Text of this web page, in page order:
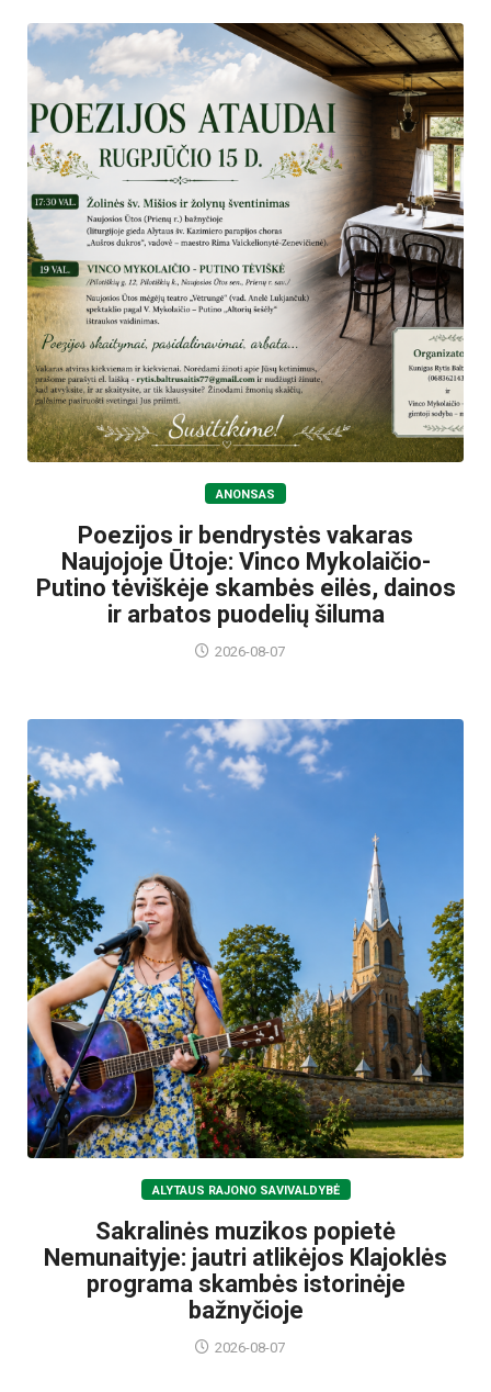
ANONSAS
Poezijos ir bendrystės vakaras
Naujojoje Ūtoje: Vinco Mykolaičio-
Putino tėviškėje skambės eilės, dainos
ir arbatos puodelių šiluma
2026-08-07
ALYTAUS RAJONO SAVIVALDYBĖ
Sakralinės muzikos popietė
Nemunaityje: jautri atlikėjos Klajoklės
programa skambės istorinėje
bažnyčioje
2026-08-07